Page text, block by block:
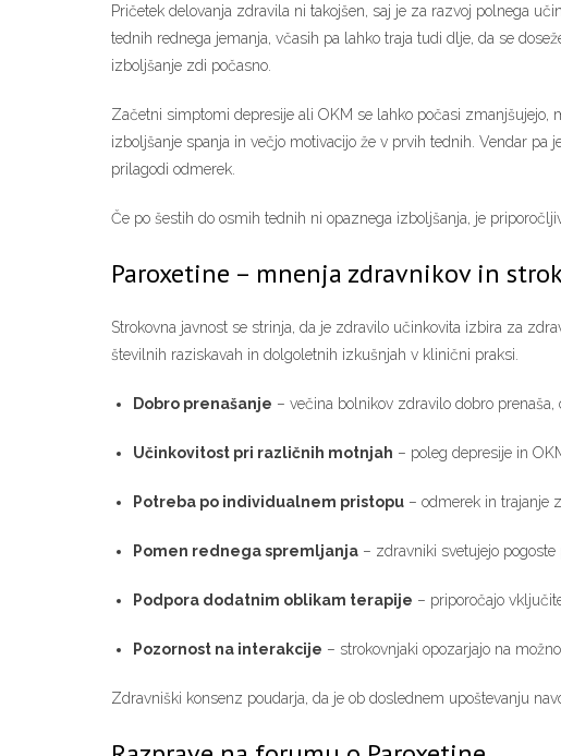
Pričetek delovanja zdravila ni takojšen, saj je za razvoj polnega
tednih rednega jemanja, včasih pa lahko traja tudi dlje, da se
izboljšanje zdi počasno.
Začetni simptomi depresije ali OKM se lahko počasi zmanjšujejo,
izboljšanje spanja in večjo motivacijo že v prvih tednih. Vendar
prilagodi odmerek.
Če po šestih do osmih tednih ni opaznega izboljšanja, je
Paroxetine – mnenja zdravnikov in
Strokovna javnost se strinja, da je zdravilo učinkovita izbira za
številnih raziskavah in dolgoletnih izkušnjah v klinični praksi.
Dobro prenašanje – večina bolnikov zdravilo dobro
Učinkovitost pri različnih motnjah – poleg depresije in
Potreba po individualnem pristopu – odmerek in trajanje
Pomen rednega spremljanja – zdravniki svetujejo
Podpora dodatnim oblikam terapije – priporočajo
Pozornost na interakcije – strokovnjaki opozarjajo na
Zdravniški konsenz poudarja, da je ob doslednem upoštevanju